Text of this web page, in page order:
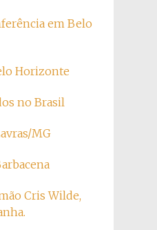
em Belo
Horizonte
no Brasil
MG
Cris Wilde,